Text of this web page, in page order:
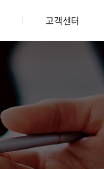
고객센터